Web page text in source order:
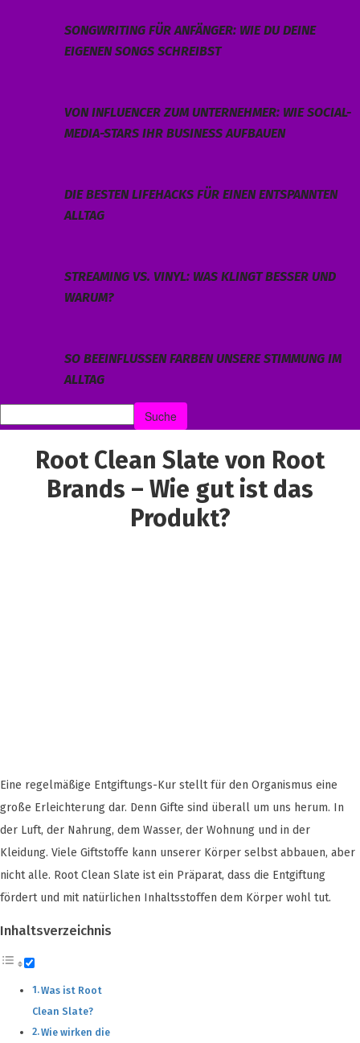
SONGWRITING FÜR ANFÄNGER: WIE DU DEINE
EIGENEN SONGS SCHREIBST
VON INFLUENCER ZUM UNTERNEHMER: WIE SOCIAL-
MEDIA-STARS IHR BUSINESS AUFBAUEN
DIE BESTEN LIFEHACKS FÜR EINEN ENTSPANNTEN
ALLTAG
STREAMING VS. VINYL: WAS KLINGT BESSER UND
WARUM?
SO BEEINFLUSSEN FARBEN UNSERE STIMMUNG IM
ALLTAG
Root Clean Slate von Root
Brands – Wie gut ist das
Produkt?
Eine regelmäßige Entgiftungs-Kur stellt für den Organismus eine
große Erleichterung dar. Denn Gifte sind überall um uns herum. In
der Luft, der Nahrung, dem Wasser, der Wohnung und in der
Kleidung. Viele Giftstoffe kann unserer Körper selbst abbauen, aber
nicht alle. Root Clean Slate ist ein Präparat, dass die Entgiftung
fördert und mit natürlichen Inhaltsstoffen dem Körper wohl tut.
Inhaltsverzeichnis
Was ist Root
Clean Slate?
Wie wirken die